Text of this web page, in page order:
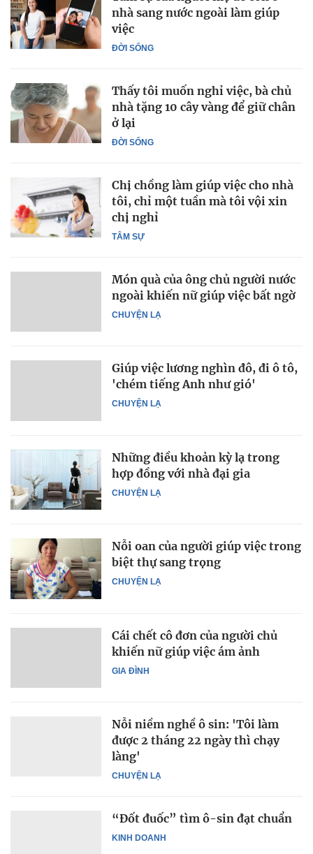
ĐỜI SỐNG
nhà sang nước ngoài làm giúp
việc
ĐỜI SỐNG
Thấy tôi muốn nghỉ việc, bà chủ
nhà tặng 10 cây vàng để giữ chân
ở lại
TÂM SỰ
Chị chồng làm giúp việc cho nhà
tôi, chỉ một tuần mà tôi vội xin
chị nghỉ
CHUYỆN LẠ
Món quà của ông chủ người nước
ngoài khiến nữ giúp việc bất ngờ
CHUYỆN LẠ
Giúp việc lương nghìn đô, đi ô tô,
'chém tiếng Anh như gió'
CHUYỆN LẠ
Những điều khoản kỳ lạ trong
hợp đồng với nhà đại gia
CHUYỆN LẠ
Nỗi oan của người giúp việc trong
biệt thự sang trọng
GIA ĐÌNH
Cái chết cô đơn của người chủ
khiến nữ giúp việc ám ảnh
CHUYỆN LẠ
Nỗi niềm nghề ô sin: 'Tôi làm
được 2 tháng 22 ngày thì chạy
làng'
KINH DOANH
“Đốt đuốc” tìm ô-sin đạt chuẩn